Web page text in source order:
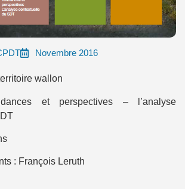
Novembre 2016
wallon
et perspectives – l’analyse
: François Leruth